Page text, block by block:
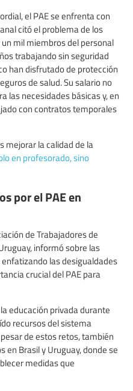
el PAE se enfrenta con
citó el problema de los
mil miembros del personal
trabajando sin seguridad
han disfrutado de protección
de salud. Su salario no
las necesidades básicas y, en
con contratos temporales
mejorar la calidad de la
en profesorado, sino
por el PAE en
de Trabajadores de
informó sobre las
las desigualdades
crucial del PAE para
educación privada durante
recursos del sistema
de estos retos, también
en Brasil y Uruguay, donde se
medidas que